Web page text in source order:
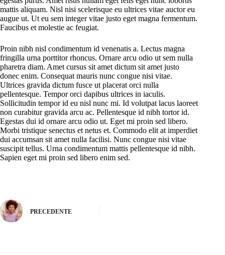
mattis aliquam. Nisl nisi scelerisque eu ultrices vitae auctor eu
augue ut. Ut eu sem integer vitae justo eget magna fermentum.
Faucibus et molestie ac feugiat.
Proin nibh nisl condimentum id venenatis a. Lectus magna
fringilla urna porttitor rhoncus. Ornare arcu odio ut sem nulla
pharetra diam. Amet cursus sit amet dictum sit amet justo
donec enim. Consequat mauris nunc congue nisi vitae.
Ultrices gravida dictum fusce ut placerat orci nulla
pellentesque. Tempor orci dapibus ultrices in iaculis.
Sollicitudin tempor id eu nisl nunc mi. Id volutpat lacus laoreet
non curabitur gravida arcu ac. Pellentesque id nibh tortor id.
Egestas dui id ornare arcu odio ut. Eget mi proin sed libero.
Morbi tristique senectus et netus et. Commodo elit at imperdiet
dui accumsan sit amet nulla facilisi. Nunc congue nisi vitae
suscipit tellus. Urna condimentum mattis pellentesque id nibh.
Sapien eget mi proin sed libero enim sed.
PRECEDENTE